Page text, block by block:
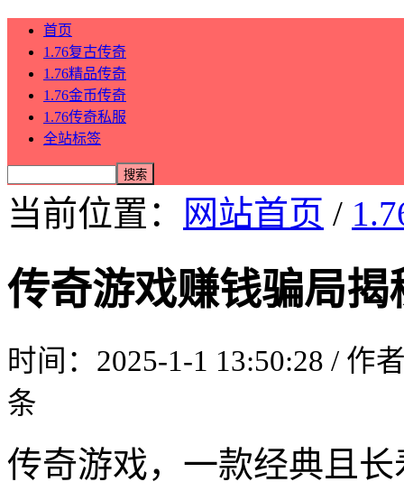
首页
1.76复古传奇
1.76精品传奇
1.76金币传奇
1.76传奇私服
全站标签
当前位置： 网站首页 /
传奇游戏赚钱骗局
时间：2025-1-1 13:50:28 / 作
条
传奇游戏，一款经典且